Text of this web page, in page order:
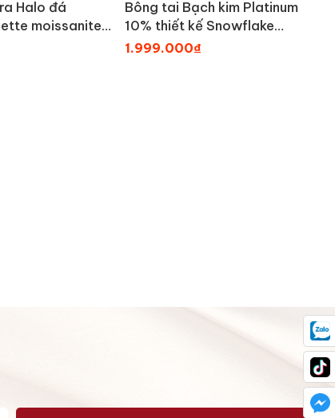
Halo đá
moissanite
Bông tai Bạch kim Platinum
10% thiết kế Snowflake
Moissanite BN JEWELRY | 6.0
1.999.000₫